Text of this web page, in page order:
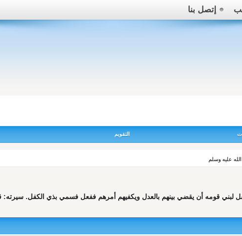
إتصل بنا
التقويم
عليه وسلم
لبني قومه أن يقضي بينهم بالعدل ويكفيهم أمرهم ففعل فسمي بذي الكفل. سيرته: